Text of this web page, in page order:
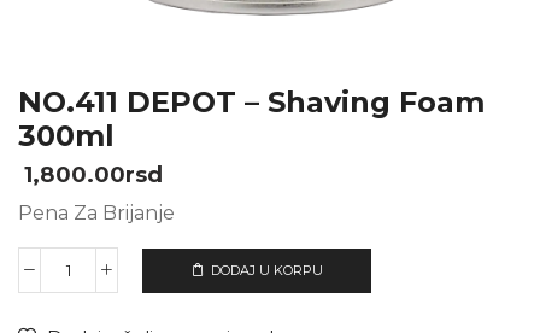
NO.411 DEPOT – Shaving Foam
300ml
1,800.00rsd
Pena Za Brijanje
DODAJ U KORPU